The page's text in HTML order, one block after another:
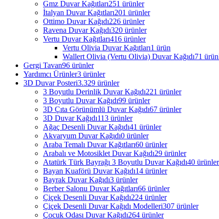
Gmz Duvar Kağıtları251 ürünler
İtalyan Duvar Kağıtları201 ürünler
Ottimo Duvar Kağıdı226 ürünler
Ravena Duvar Kağıdı320 ürünler
Vertu Duvar Kağıtları416 ürünler
Vertu Olivia Duvar Kağıtları1 ürün
Wallert Olivia (Vertu Olivia) Duvar Kağıdı71
Gergi Tavan96 ürünler
Yardımcı Ürünler3 ürünler
3D Duvar Posteri3.329 ürünler
3 Boyutlu Derinlik Duvar Kağıdı221 ürünler
3 Boyutlu Duvar Kağıdı99 ürünler
3D Çıta Görünümlü Duvar Kağıdı67 ürünler
3D Duvar Kağıdı113 ürünler
Ağaç Desenli Duvar Kağıdı41 ürünler
Akvaryum Duvar Kağıdı0 ürünler
Araba Temalı Duvar Kağıtları60 ürünler
Arabalı ve Motosiklet Duvar Kağıdı29 ürünler
Atatürk Türk Bayrağı 3 Boyutlu Duvar Kağıdı40 ürünler
Bayan Kuaförü Duvar Kağıdı14 ürünler
Bayrak Duvar Kağıdı3 ürünler
Berber Salonu Duvar Kağıtları66 ürünler
Çiçek Desenli Duvar Kağıdı224 ürünler
Çiçek Desenli Duvar Kağıdı Modelleri307 ürünler
Çocuk Odası Duvar Kağıdı264 ürünler